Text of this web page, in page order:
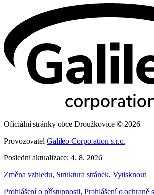
Oficiální stránky obce Droužkovice © 2026
Provozovatel Galileo Corporation s.r.o.
Poslední aktualizace: 4. 8. 2026
Změna vzhledu, Struktura stránek, Vytisknout
Prohlášení o přístupnosti, Prohlášení o ochraně